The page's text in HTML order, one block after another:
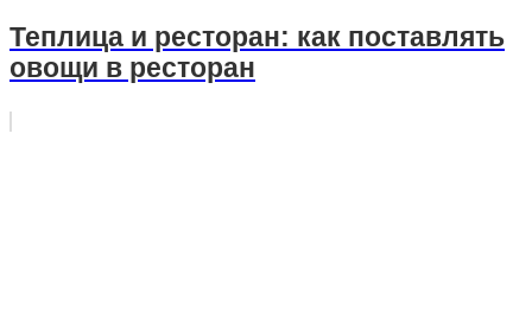
Теплица и ресторан: как поставлять
овощи в ресторан